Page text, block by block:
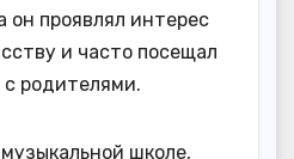
он проявлял интерес
и часто посещал
с родителями.
школе,